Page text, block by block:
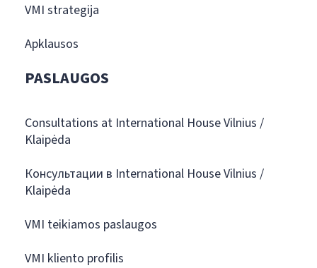
VMI strategija
Apklausos
PASLAUGOS
Consultations at International House Vilnius /
Klaipėda
Консультации в International House Vilnius /
Klaipėda
VMI teikiamos paslaugos
VMI kliento profilis